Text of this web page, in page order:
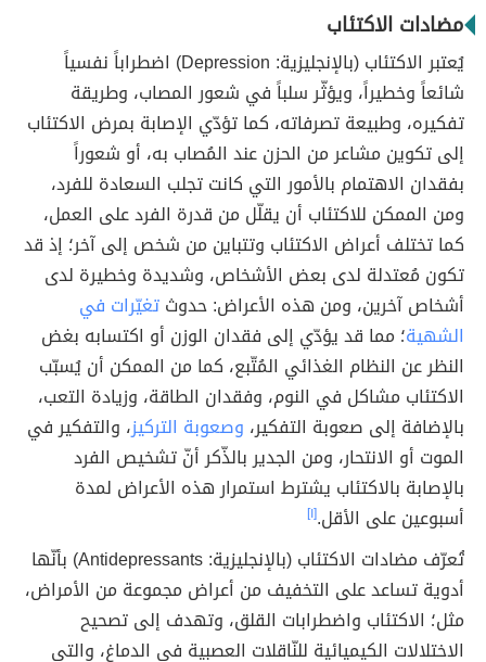
مضادات الاكتئاب
يُعتبر الاكتئاب (بالإنجليزية: Depression) اضطراباً نفسياً
شائعاً وخطيراً، ويؤثّر سلباً في شعور المصاب، وطريقة
تفكيره، وطبيعة تصرفاته، كما تؤدّي الإصابة بمرض الاكتئاب
إلى تكوين مشاعر من الحزن عند المُصاب به، أو شعوراً
بفقدان الاهتمام بالأمور التي كانت تجلب السعادة للفرد،
ومن الممكن للاكتئاب أن يقلّل من قدرة الفرد على العمل،
كما تختلف أعراض الاكتئاب وتتباين من شخص إلى آخر؛ إذ قد
تكون مُعتدلة لدى بعض الأشخاص، وشديدة وخطيرة لدى
أشخاص آخرين، ومن هذه الأعراض: حدوثتغيّرات في
الشهية؛ مما قد يؤدّي إلى فقدان الوزن أو اكتسابه بغض
النظر عن النظام الغذائي المُتّبع، كما من الممكن أن يُسبّب
الاكتئاب مشاكل في النوم، وفقدان الطاقة، وزيادة التعب،
بالإضافة إلى صعوبة التفكير، وصعوبة التركيز، والتفكير في
الموت أو الانتحار، ومن الجدير بالذّكر أنّ تشخيص الفرد
بالإصابة بالاكتئاب يشترط استمرار هذه الأعراض لمدة
أسبوعين على الأقل.[١]
تُعرّف مضادات الاكتئاب (بالإنجليزية: Antidepressants) بأنّها
أدوية تساعد على التخفيف من أعراض مجموعة من الأمراض،
مثل؛ الاكتئاب واضطرابات القلق، وتهدف إلى تصحيح
الاختلالات الكيميائية للنّاقلات العصبية في الدماغ، والتي